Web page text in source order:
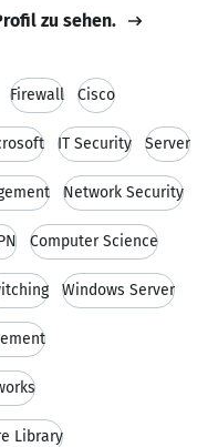
zu sehen.
Firewall Cisco
IT Security Server
Network Security
Computer Science
Windows Server
Library